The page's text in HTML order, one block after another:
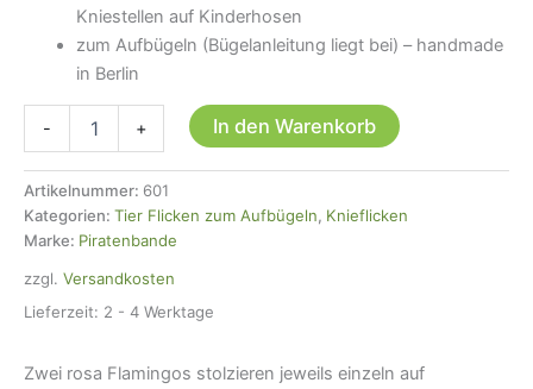
Kniestellen auf Kinderhosen
zum Aufbügeln (Bügelanleitung liegt bei) – handmade
in Berlin
-
Knieflicken
Jeans,
8
x
cm
-
Kinderhosen
+ In den Warenkorb
Artikelnummer: 601
Kategorien: Tier Flicken zum Aufbügeln, Knieflicken
Marke: Piratenbande
zzgl. Versandkosten
Lieferzeit: 2 - 4 Werktage
Zwei rosa Flamingos stolzieren jeweils einzeln auf